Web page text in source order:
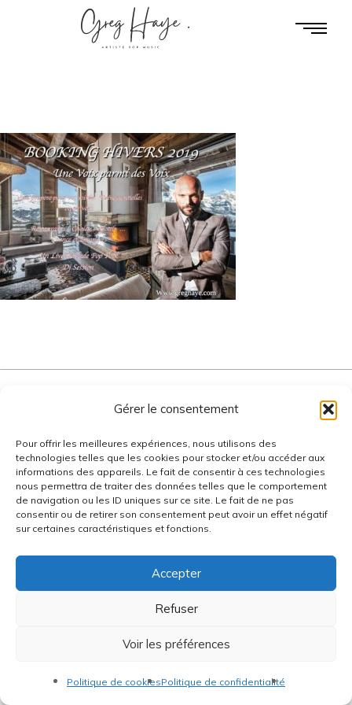
Gérer le consentement
Pour offrir les meilleures expériences, nous utilisons des
technologies telles que les cookies pour stocker et/ou accéder aux
informations des appareils. Le fait de consentir à ces technologies
nous permettra de traiter des données telles que le comportement
de navigation ou les ID uniques sur ce site. Le fait de ne pas
consentir ou de retirer son consentement peut avoir un effet négatif
sur certaines caractéristiques et fonctions.
Accepter
Refuser
Voir les préférences
Politique de cookiesPolitique de confidentialité
Radius Design